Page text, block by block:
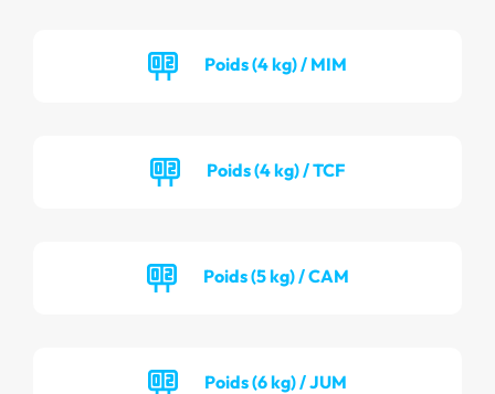
Poids (4 kg) / MIM
Poids (4 kg) / TCF
Poids (5 kg) / CAM
Poids (6 kg) / JUM